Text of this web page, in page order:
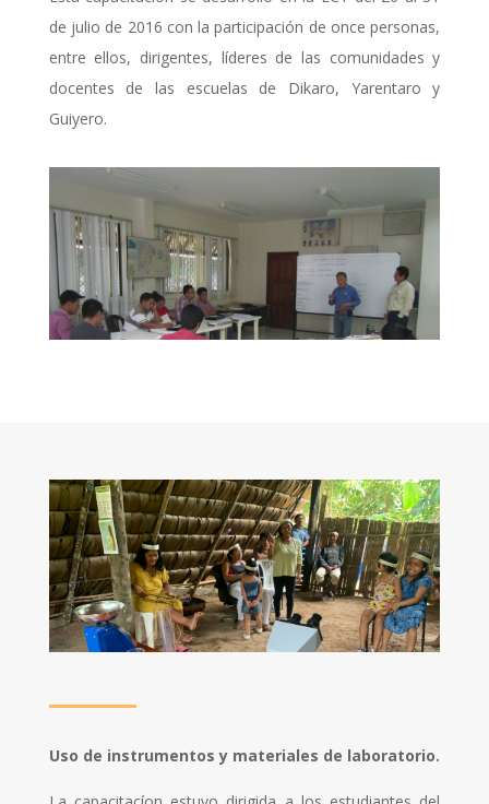
de julio de 2016 con la participación de once personas,
entre ellos, dirigentes, líderes de las comunidades y
docentes de las escuelas de Dikaro, Yarentaro y
Guiyero.
Uso de instrumentos y materiales de laboratorio.